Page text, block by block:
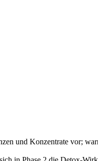
und Konzentrate vor;